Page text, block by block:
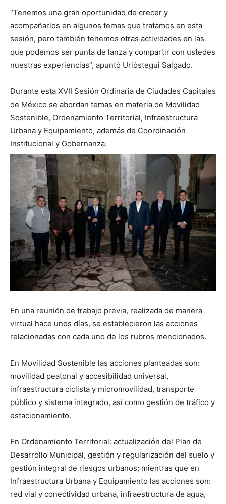
“Tenemos una gran oportunidad de crecer y
acompañarlos en algunos temas que tratamos en esta
sesión, pero también tenemos otras actividades en las
que podemos ser punta de lanza y compartir con ustedes
nuestras experiencias”, apuntó Urióstegui Salgado.
Durante esta XVII Sesión Ordinaria de Ciudades Capitales
de México se abordan temas en materia de Movilidad
Sostenible, Ordenamiento Territorial, Infraestructura
Urbana y Equipamiento, además de Coordinación
Institucional y Gobernanza.
En una reunión de trabajo previa, realizada de manera
virtual hace unos días, se establecieron las acciones
relacionadas con cada uno de los rubros mencionados.
En Movilidad Sostenible las acciones planteadas son:
movilidad peatonal y accesibilidad universal,
infraestructura ciclista y micromovilidad, transporte
público y sistema integrado, así como gestión de tráfico y
estacionamiento.
En Ordenamiento Territorial: actualización del Plan de
Desarrollo Municipal, gestión y regularización del suelo y
gestión integral de riesgos urbanos; mientras que en
Infraestructura Urbana y Equipamiento las acciones son:
red vial y conectividad urbana, infraestructura de agua,